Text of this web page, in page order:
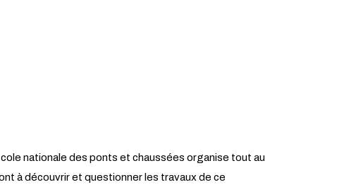
nationale des ponts et chaussées organise tout au
à découvrir et questionner les travaux de ce